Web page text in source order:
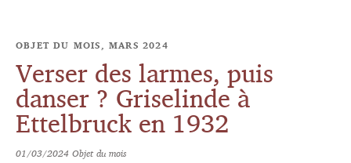
OBJET DU MOIS, MARS 2024
Verser des larmes, puis
danser ? Griselinde à
Ettelbruck en 1932
01/03/2024Objet du mois